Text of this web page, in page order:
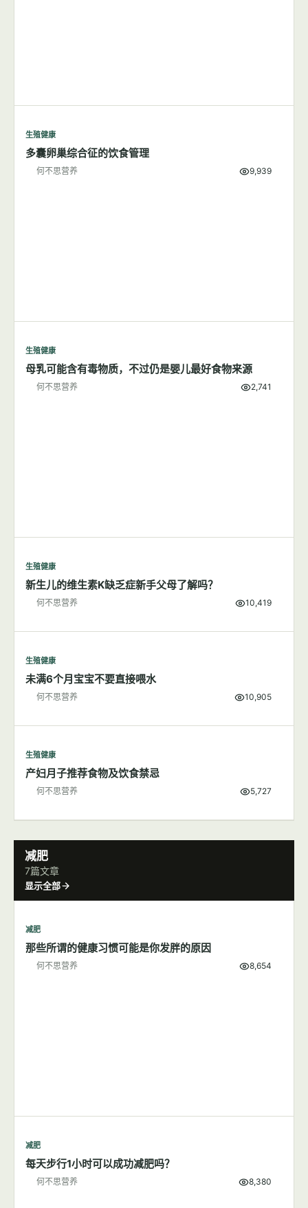
生殖健康
多囊卵巢综合征的饮食管理
何不思营养 9,939
生殖健康
母乳可能含有毒物质，不过仍是婴儿最好食物来源
何不思营养 2,741
生殖健康
新生儿的维生素K缺乏症新手父母了解吗？
何不思营养 10,419
生殖健康
未满6个月宝宝不要直接喂水
何不思营养 10,905
生殖健康
产妇月子推荐食物及饮食禁忌
何不思营养 5,727
减肥
7篇文章
显示全部
减肥
那些所谓的健康习惯可能是你发胖的原因
何不思营养 8,654
减肥
每天步行1小时可以成功减肥吗？
何不思营养 8,380